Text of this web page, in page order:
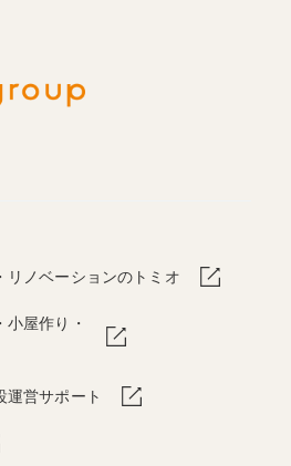
リノベーションのトミオ
小屋作り・
運営サポート